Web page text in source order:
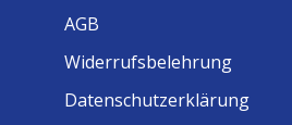
AGB
Widerrufsbelehrung
Datenschutzerklärung